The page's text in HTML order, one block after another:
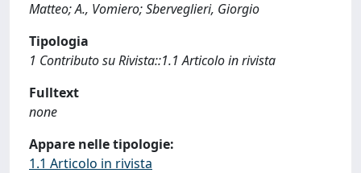
Matteo; A., Vomiero; Sberveglieri, Giorgio
Tipologia
1 Contributo su Rivista::1.1 Articolo in rivista
Fulltext
none
Appare nelle tipologie:
1.1 Articolo in rivista